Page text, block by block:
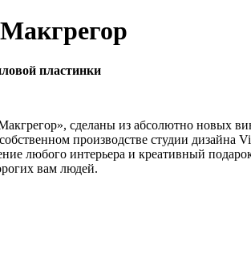
пластинки
сделаны из абсолютно новых
производстве студии дизайна
любого интерьера и креативный
вам людей.